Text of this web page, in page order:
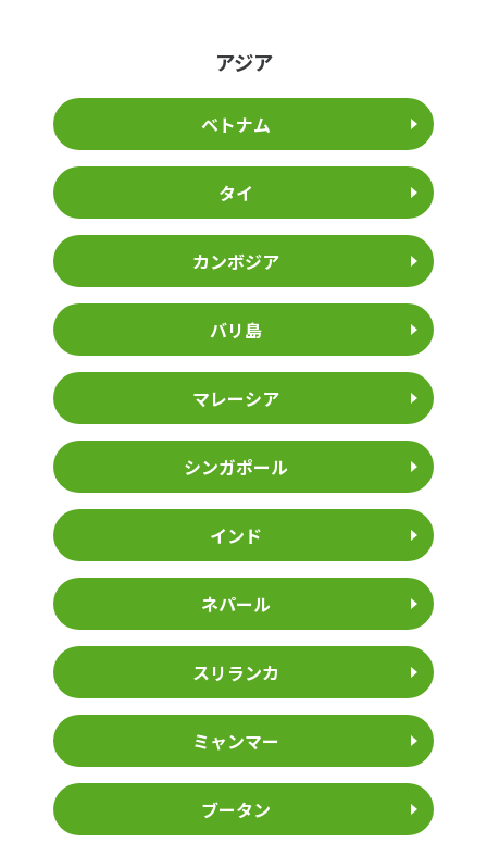
アジア
ベトナム
タイ
カンボジア
バリ島
マレーシア
シンガポール
インド
ネパール
スリランカ
ミャンマー
ブータン